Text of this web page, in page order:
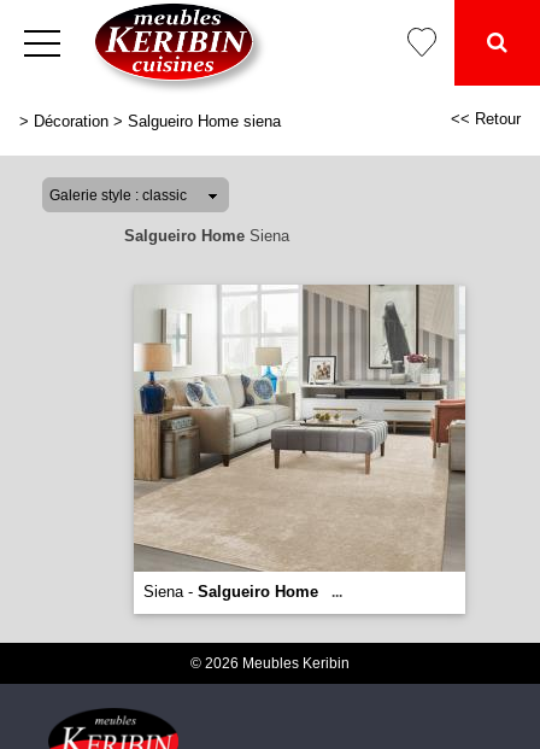
> Décoration > Salgueiro Home siena << Retour
Salgueiro HomeSiena
Siena - Salgueiro Home ...
© 2026 Meubles Keribin